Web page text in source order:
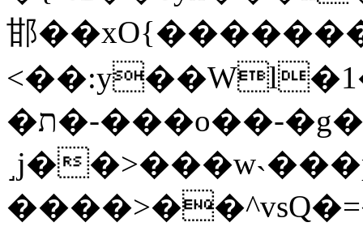
邯
�ת�-���o��-�g�|1�M��L%�z;1q�|
˼j�